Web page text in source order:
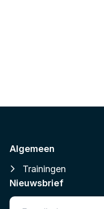
Algemeen
Trainingen
Nieuwsbrief